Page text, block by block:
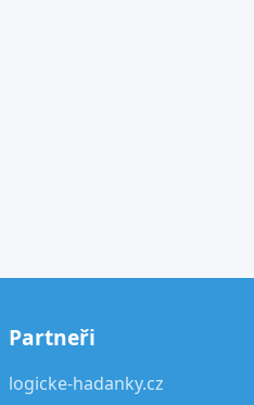
Partneři
logicke-hadanky.cz